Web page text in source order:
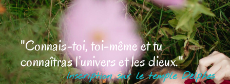
''Connais-toi, toi-même et tu
connaîtras l’univers et les dieux.''
Inscription sur le temple Délphes